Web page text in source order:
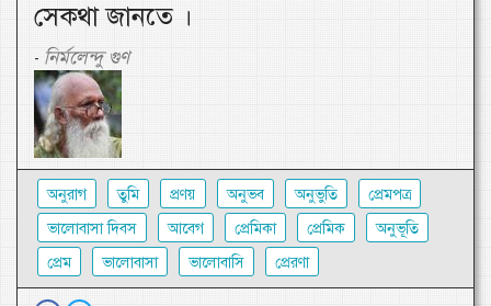
সেকথা জানতে ।
- নির্মলেন্দু গুণ
অনুরাগ তুমি প্রণয় অনুভব অনুভুতি
প্রেমপত্র
ভালোবাসা দিবস
আবেগ প্রেমিকা প্রেমিক
অনুভূতি
প্রেম
ভালোবাসা ভালোবাসি প্রেরণা